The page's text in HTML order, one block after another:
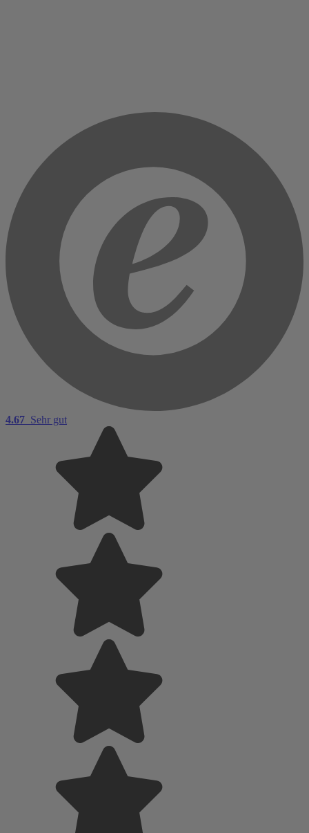
4.67 Sehr gut